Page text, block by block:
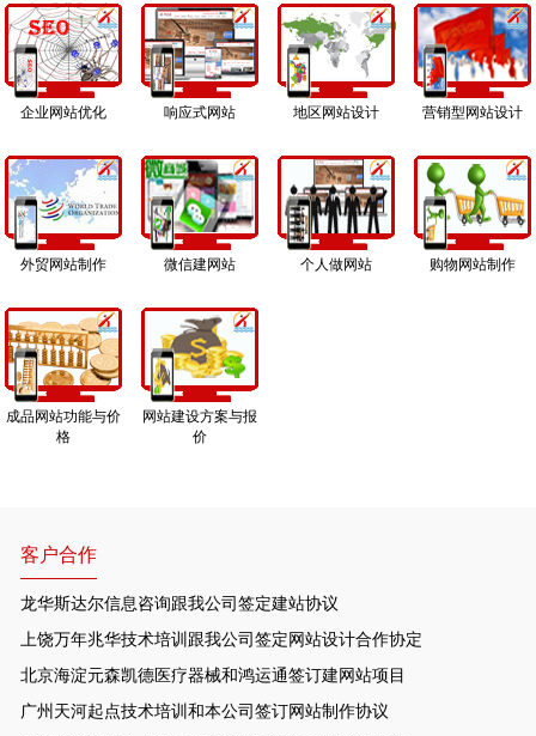
企业网站优化 响应式网站 地区网站设计 营销型网站设计
外贸网站制作 微信建网站 个人做网站 购物网站制作
成品网站功能与价
格
网站建设方案与报
价
客户合作
龙华斯达尔信息咨询跟我公司签定建站协议
上饶万年兆华技术培训跟我公司签定网站设计合作协定
北京海淀元森凯德医疗器械和鸿运通签订建网站项目
广州天河起点技术培训和本公司签订网站制作协议